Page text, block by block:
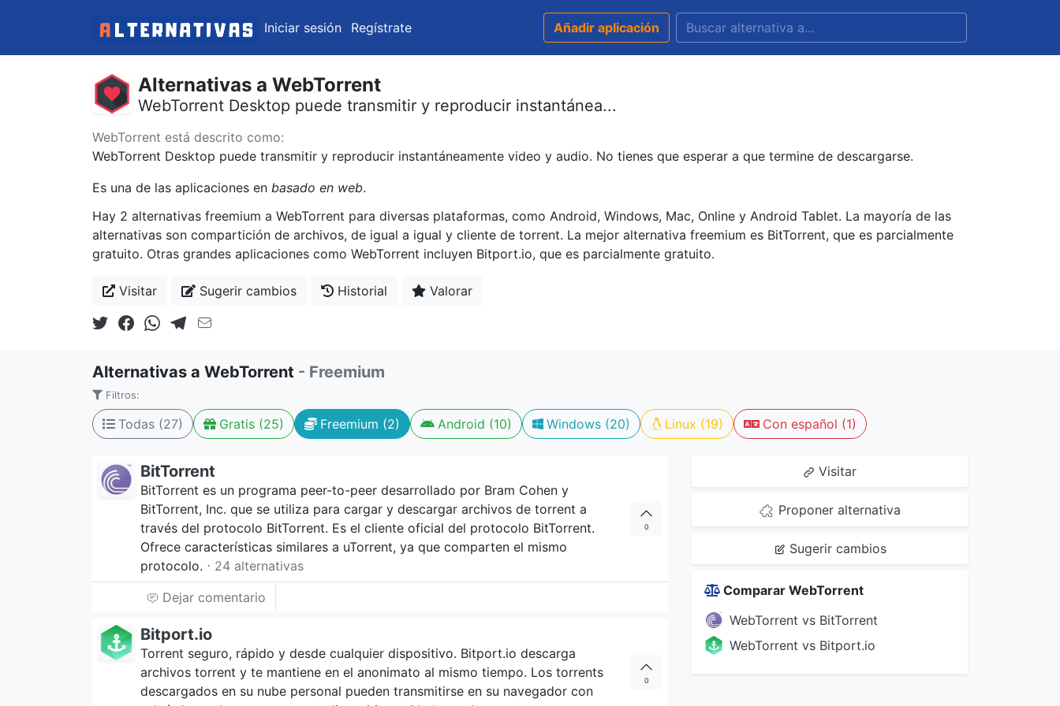
Iniciar sesión Regístrate Añadir aplicación
Alternativas a WebTorrent
WebTorrent Desktop puede transmitir y reproducir instantánea...
WebTorrent está descrito como:
WebTorrent Desktop puede transmitir y reproducir instantáneamente video y audio. No tienes que esperar a que termine de descargarse.
Es una de las aplicaciones en basado en web.
Hay 2 alternativas freemium a WebTorrent para diversas plataformas, como Android, Windows, Mac, Online y Android Tablet. La mayoría de las
alternativas son compartición de archivos, de igual a igual y cliente de torrent. La mejor alternativa freemium es BitTorrent, que es parcialmente
gratuito. Otras grandes aplicaciones como WebTorrent incluyen Bitport.io, que es parcialmente gratuito.
Visitar Sugerir cambios Historial Valorar
Alternativas a WebTorrent - Freemium
Filtros:
Todas (27) Gratis (25) Freemium (2) Android (10) Windows (20) Linux (19) Con español (1)
BitTorrent
BitTorrent es un programa peer-to-peer desarrollado por Bram Cohen y
BitTorrent, Inc. que se utiliza para cargar y descargar archivos de torrent a
través del protocolo BitTorrent. Es el cliente oficial del protocolo BitTorrent.
Ofrece características similares a uTorrent, ya que comparten el mismo
protocolo. ⋅ 24 alternativas
0
Dejar comentario
Bitport.io
Torrent seguro, rápido y desde cualquier dispositivo. Bitport.io descarga
archivos torrent y te mantiene en el anonimato al mismo tiempo. Los torrents
descargados en su nube personal pueden transmitirse en su navegador con
0
Visitar
Proponer alternativa
Sugerir cambios
Comparar WebTorrent
WebTorrent vs BitTorrent
WebTorrent vs Bitport.io